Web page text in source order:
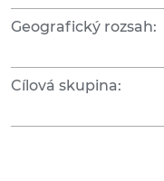
Geografický rozsah:
Cílová skupina: